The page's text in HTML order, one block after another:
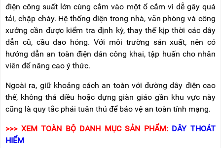
điện công suất lớn cùng cắm vào một ổ cắm vì dễ gây quá
tải, chập cháy. Hệ thống điện trong nhà, văn phòng và công
xưởng cần được kiểm tra định kỳ, thay thế kịp thời các dây
dẫn cũ, cầu dao hỏng. Với môi trường sản xuất, nên có
hướng dẫn an toàn điện dán công khai, tập huấn cho nhân
viên để nâng cao ý thức.
Ngoài ra, giữ khoảng cách an toàn với đường dây điện cao
thế, không thả diều hoặc dựng giàn giáo gần khu vực này
cũng là quy tắc phải tuân thủ để bảo vệ an toàn tính mạng.
>>> XEM TOÀN BỘ DANH MỤC SẢN PHẨM: DÂY THOÁT
HIỂM